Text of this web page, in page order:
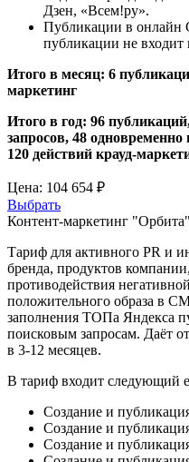
Дзен, «Всем!ру».
Публикации в
публикации не входит
Итого в месяц: 6
маркетинг
Итого в год: 96
запросов, 48
120 действий крауд-
Цена: 104 654 ₽
Выбрать
Контент-маркетинг "Орбита"
Тариф для активного PR и
бренда, продуктов
противодействия
положительного образа в
заполнения ТОПа Яндекса
поисковым запросам. Даёт
в 3-12 месяцев.
В тариф входит следующий
Создание и
Создание и
Создание и